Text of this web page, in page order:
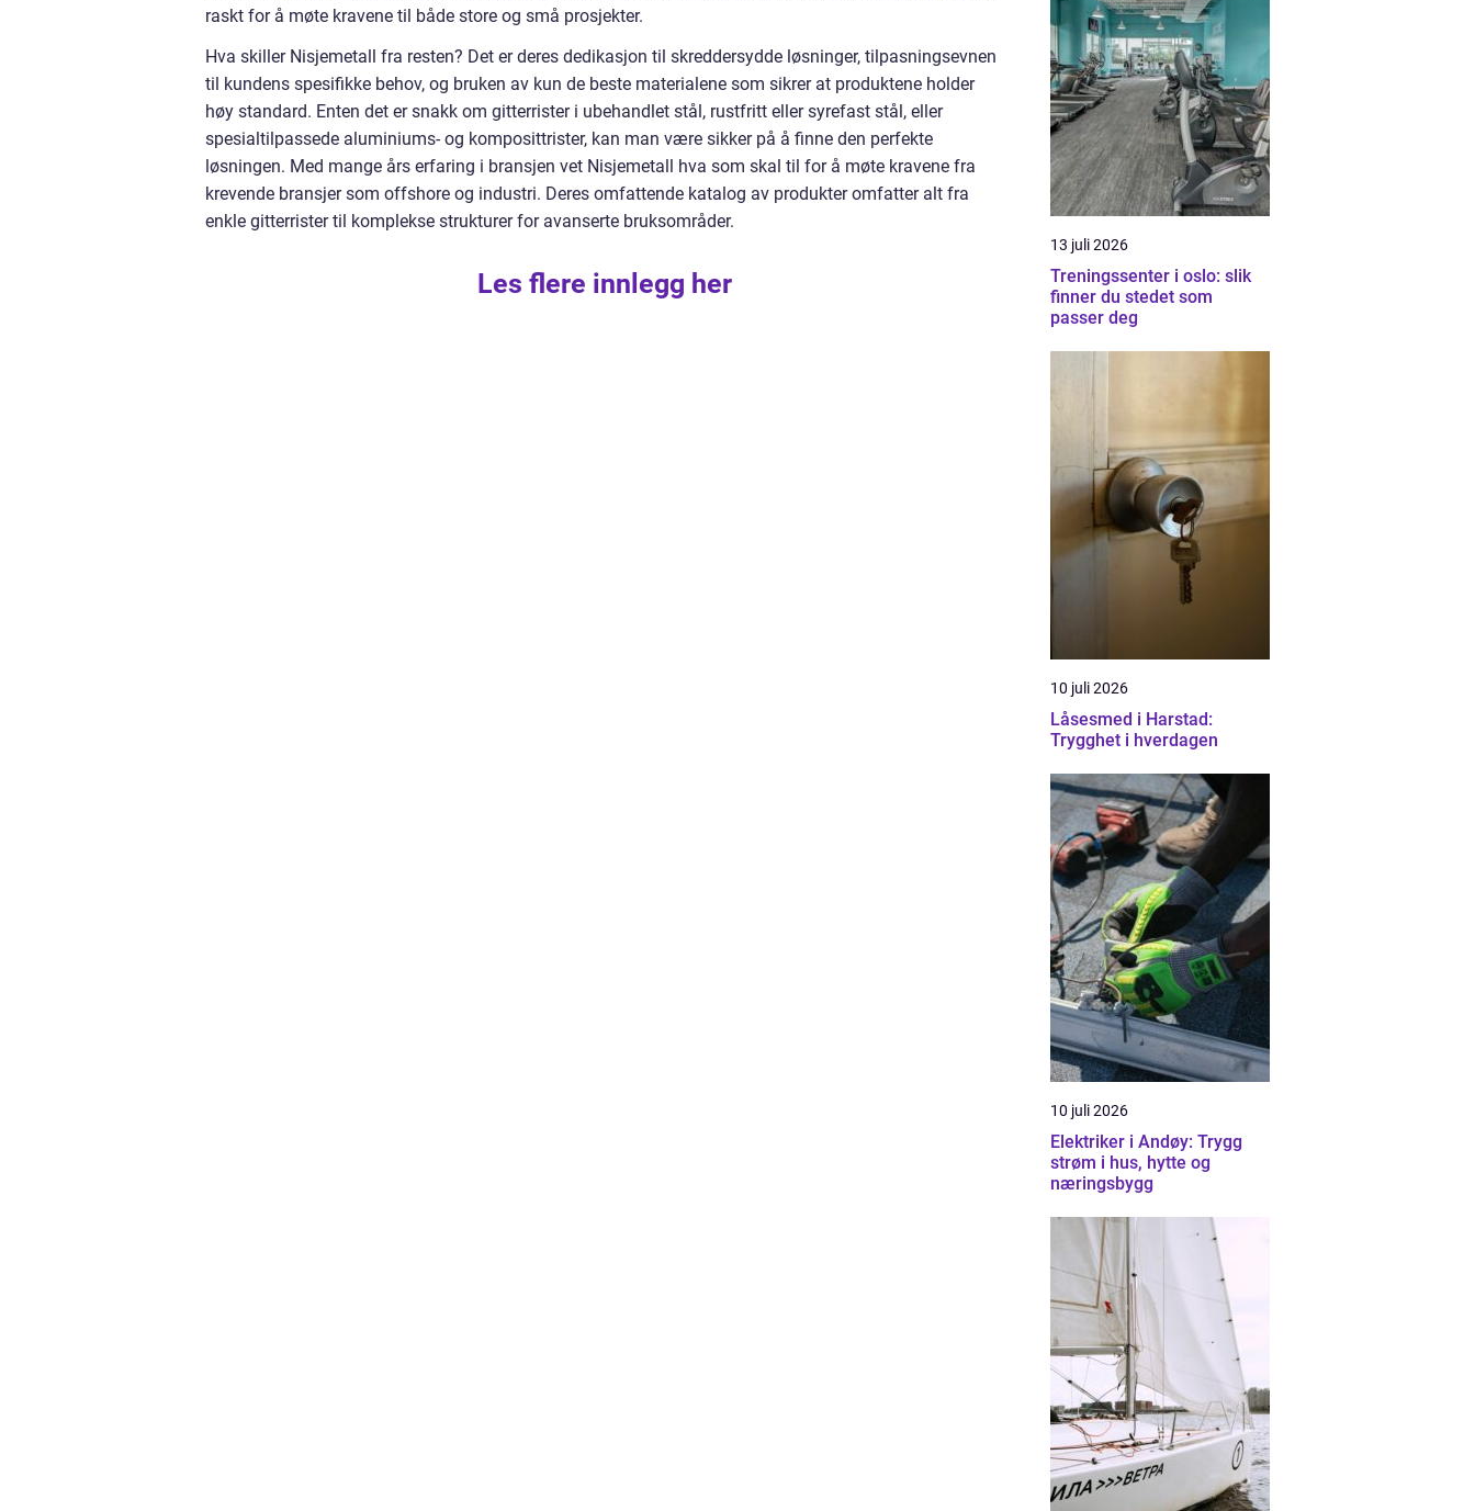
raskt for å møte kravene til både store og små prosjekter.
Hva skiller Nisjemetall fra resten? Det er deres dedikasjon til skreddersydde løsninger, tilpasningsevnen
til kundens spesifikke behov, og bruken av kun de beste materialene som sikrer at produktene holder
høy standard. Enten det er snakk om gitterrister i ubehandlet stål, rustfritt eller syrefast stål, eller
spesialtilpassede aluminiums- og komposittrister, kan man være sikker på å finne den perfekte
løsningen. Med mange års erfaring i bransjen vet Nisjemetall hva som skal til for å møte kravene fra
krevende bransjer som offshore og industri. Deres omfattende katalog av produkter omfatter alt fra
enkle gitterrister til komplekse strukturer for avanserte bruksområder.
Les flere innlegg her
13 juli 2026
Treningssenter i oslo: slik
finner du stedet som
passer deg
10 juli 2026
Låsesmed i Harstad:
Trygghet i hverdagen
10 juli 2026
Elektriker i Andøy: Trygg
strøm i hus, hytte og
næringsbygg